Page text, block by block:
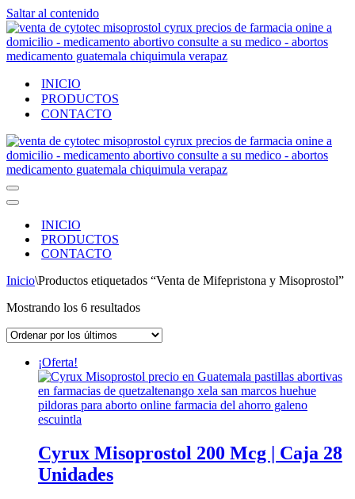
Saltar al contenido
INICIO
PRODUCTOS
CONTACTO
Menú
de
Menú
navegación
INICIO
PRODUCTOS
CONTACTO
Inicio\Productos etiquetados “Venta de Mifepristona y Misoprostol”
Mostrando los 6 resultadosOrdenado
los
¡Oferta!
Cyrux Misoprostol 200 Mcg | Caja 28
Unidades